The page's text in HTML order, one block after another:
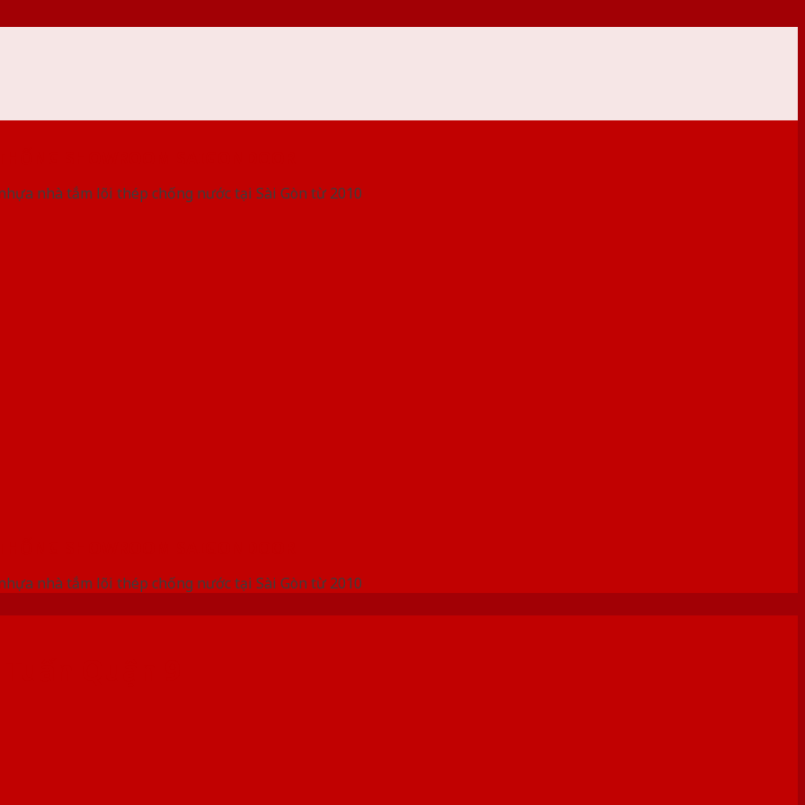
nhà tắm lõi thép chống nước tại Sài Gòn từ 2010
nhà tắm lõi thép chống nước tại Sài Gòn từ 2010